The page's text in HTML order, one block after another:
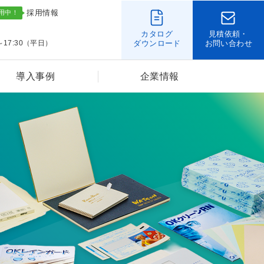
採用情報
（平日）
カタログ
ダウンロード
見積依頼・
お問い合わせ
導入事例 企業情報